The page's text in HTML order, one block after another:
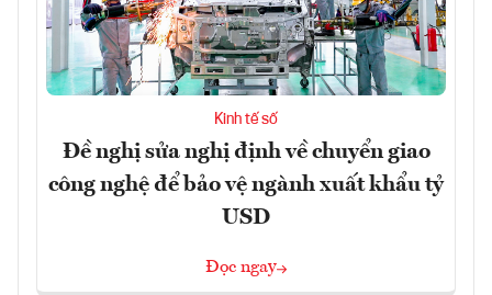
Kinh tế số
Đề nghị sửa nghị định về chuyển giao
công nghệ để bảo vệ ngành xuất khẩu tỷ
USD
Đọc ngay